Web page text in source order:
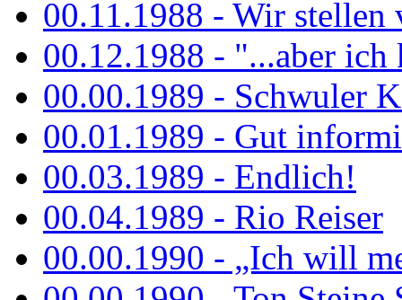
00.11.1988 - Wir stellen
00.12.1988 - "...aber ich
00.00.1989 - Schwuler
00.01.1989 - Gut
00.03.1989 - Endlich!
00.04.1989 - Rio Reiser
00.00.1990 - „Ich will